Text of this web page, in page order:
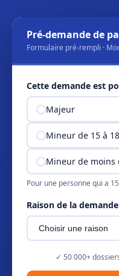
Pré-demande de
Formulaire pré-rempli ·
Cette demande est
Majeur
Mineur de 15 à
Mineur de moins
Pour une personne qui a
Raison de la demande
✓ 50 000+